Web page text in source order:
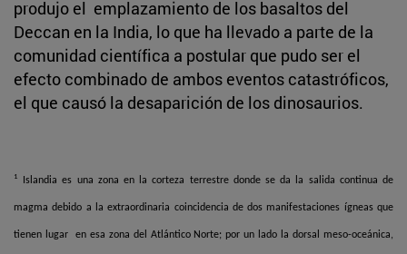
produjo el emplazamiento de los basaltos del
Deccan en la India, lo que ha llevado a parte de la
comunidad científica a postular que pudo ser el
efecto combinado de ambos eventos catastróficos,
el que causó la desaparición de los dinosaurios.
1 Islandia es una zona en la corteza terrestre donde se da la salida continua de
magma debido a la extraordinaria coincidencia de dos manifestaciones ígneas que
tienen lugar en esa zona del Atlántico Norte; por un lado la dorsal meso-oceánica,